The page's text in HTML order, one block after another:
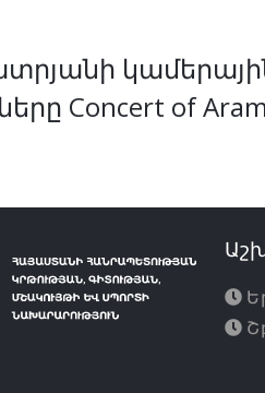
Concert of Aram